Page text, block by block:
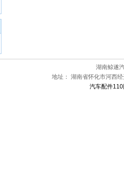
湖南鲸遂
地址： 湖南省怀化市河西
汽车配件